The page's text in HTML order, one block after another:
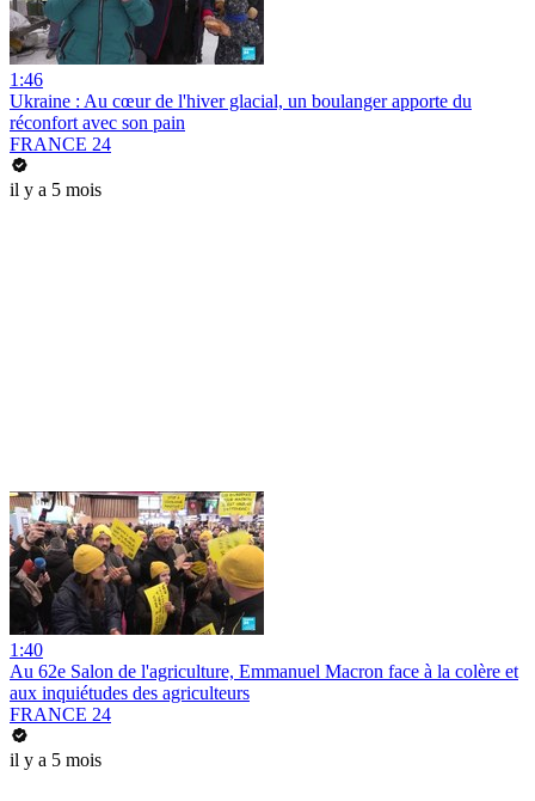
1:46
Ukraine : Au cœur de l'hiver glacial, un boulanger apporte du
réconfort avec son pain
FRANCE 24
il y a 5 mois
1:40
Au 62e Salon de l'agriculture, Emmanuel Macron face à la colère et
aux inquiétudes des agriculteurs
FRANCE 24
il y a 5 mois